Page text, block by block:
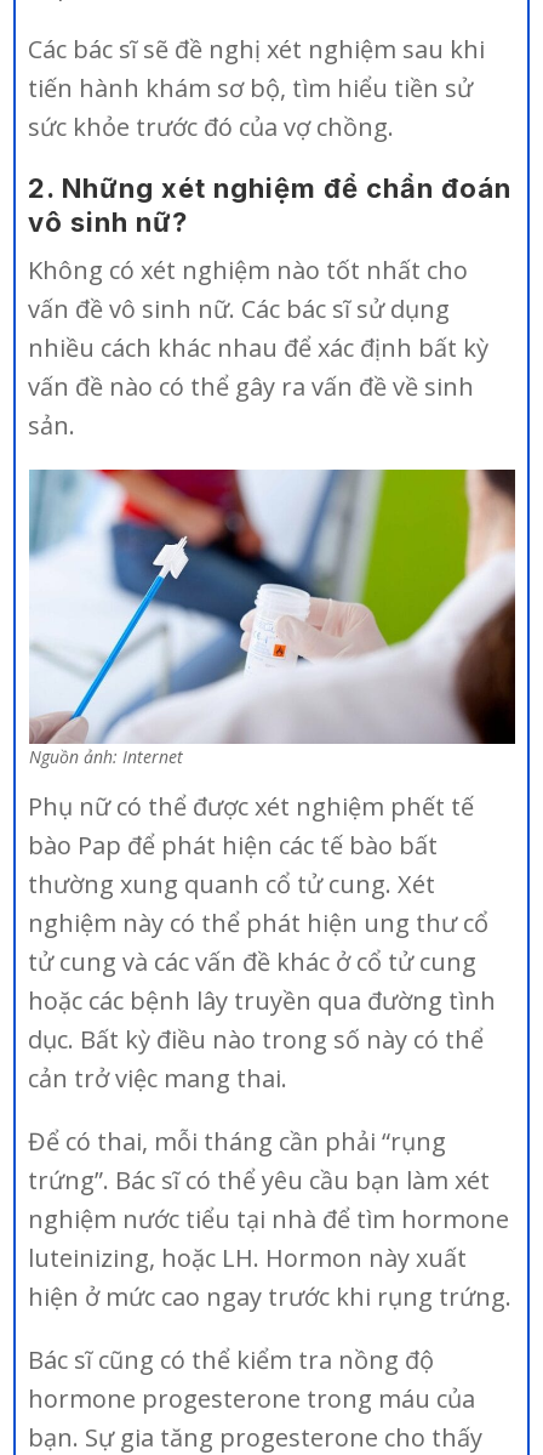
Các bác sĩ sẽ đề nghị xét nghiệm sau khi
tiến hành khám sơ bộ, tìm hiểu tiền sử
sức khỏe trước đó của vợ chồng.
2. Những xét nghiệm để chẩn đoán
vô sinh nữ?
Không có xét nghiệm nào tốt nhất cho
vấn đề vô sinh nữ. Các bác sĩ sử dụng
nhiều cách khác nhau để xác định bất kỳ
vấn đề nào có thể gây ra vấn đề về sinh
sản.
Nguồn ảnh: Internet
Phụ nữ có thể được xét nghiệm phết tế
bào Pap để phát hiện các tế bào bất
thường xung quanh cổ tử cung. Xét
nghiệm này có thể phát hiện ung thư cổ
tử cung và các vấn đề khác ở cổ tử cung
hoặc các bệnh lây truyền qua đường tình
dục. Bất kỳ điều nào trong số này có thể
cản trở việc mang thai.
Để có thai, mỗi tháng cần phải “rụng
trứng”. Bác sĩ có thể yêu cầu bạn làm xét
nghiệm nước tiểu tại nhà để tìm hormone
luteinizing, hoặc LH. Hormon này xuất
hiện ở mức cao ngay trước khi rụng trứng.
Bác sĩ cũng có thể kiểm tra nồng độ
hormone progesterone trong máu của
bạn. Sự gia tăng progesterone cho thấy